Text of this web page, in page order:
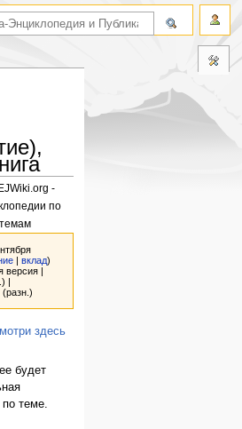
-
по
|вклад)
версия |
|
здесь
будет
теме.